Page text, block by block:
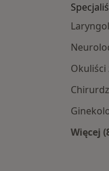
Okuliści
Więcej